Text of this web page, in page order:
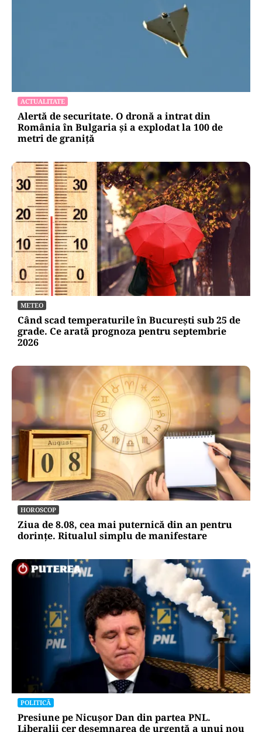
Reguli noi la vamă: Câte țigări și cât alcool mai
poți aduce din Bulgaria cu sacoșa
ACTUALITATE
Alertă de securitate. O dronă a intrat din
România în Bulgaria şi a explodat la 100 de
metri de graniţă
METEO
Când scad temperaturile în București sub 25 de
grade. Ce arată prognoza pentru septembrie
2026
HOROSCOP
Ziua de 8.08, cea mai puternică din an pentru
dorințe. Ritualul simplu de manifestare